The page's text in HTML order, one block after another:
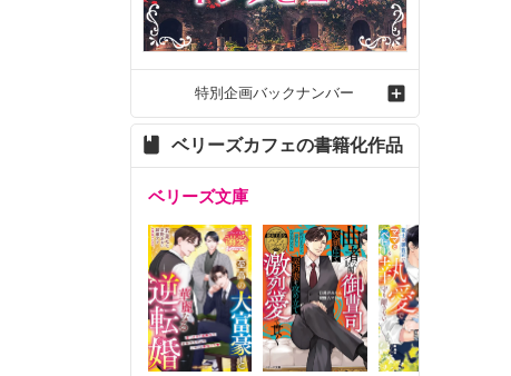
特別企画バックナンバー
ベリーズカフェの書籍化作品
ベリーズ文庫